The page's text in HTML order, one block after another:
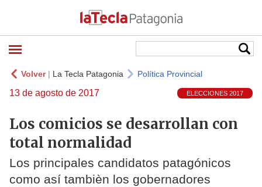
Volver| La Tecla Patagonia Política Provincial
13 de agosto de 2017 ELECCIONES 2017
Los comicios se desarrollan con
total normalidad
Los principales candidatos patagónicos
como así tambièn los gobernadores